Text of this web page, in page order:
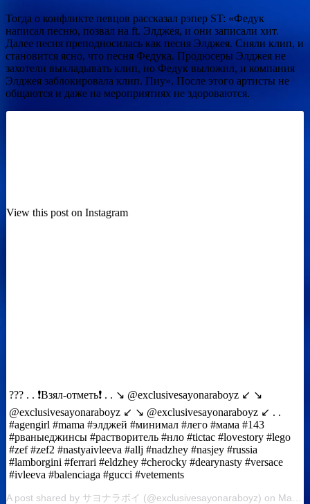
Тогда о конфликте певцов рассказал рэпер ST: «Федук
написал песню, позвал на ft. Элджея, и они записали хит.
Далее песня преподносилась как песня Элджея. Сняли клип, и
становится ясно, что песня Федука. Продюсеры Элджея не
захотели выкладывать клип, но Федук выложил, и компания
Элджея заблокировала клип. Пиу». После этого артисты не
общаются и даже на мероприятиях не здороваются.
View this post on Instagram
??? . . ❗️Взял-отметь❗️ . . ↘️ @exclusivesayonaraboyz ↙️ ↘️
@exclusivesayonaraboyz ↙️ ↘️ @exclusivesayonaraboyz ↙️ . .
#agengirl #mama #элджей #минимал #лего #мама #143
#рваныеджинсы #растворитель #нло #tictac #lovestory #lego
#zef #zef2 #nastyaivleeva #allj #nadzhey #nasjey #russia
#lamborgini #ferrari #eldzhey #cherocky #dearynasty #versace
#ivleeva #balenciaga #gucci #vetements